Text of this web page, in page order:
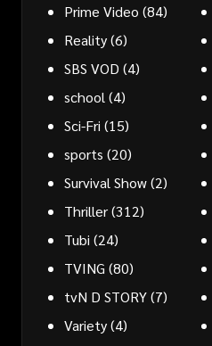
Prime Video (84)
Reality(6)
SBS VOD (4)
school (4)
Sci-Fri (15)
sports (20)
Survival Show(2)
Thriller(312)
Tubi (24)
TVING (80)
tvN D STORY(7)
Variety(4)